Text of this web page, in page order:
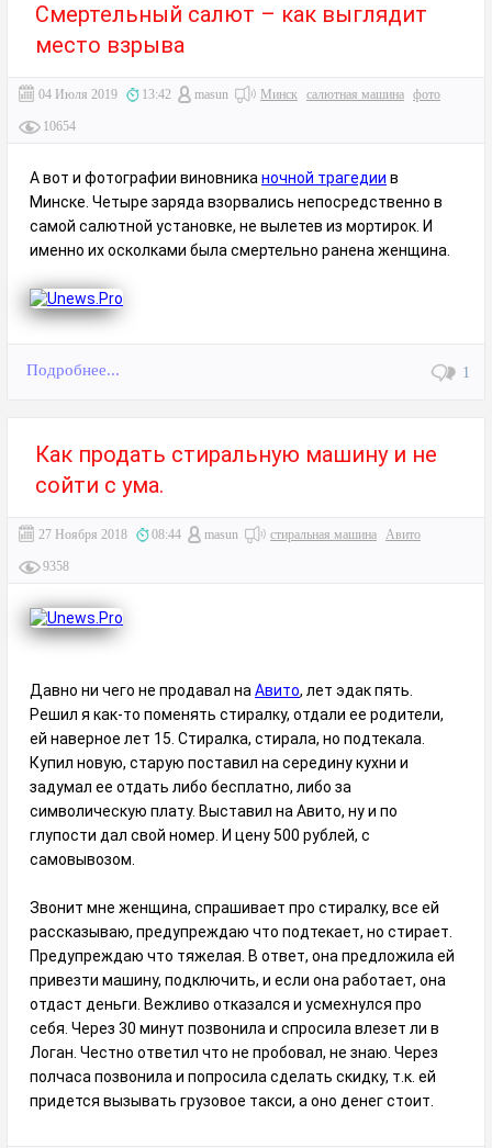
Смертельный салют – как выглядит
место взрыва
04 Июля 2019 13:42 masun Минск салютная машина фото
10654
А вот и фотографии виновника ночной трагедии в
Минске. Четыре заряда взорвались непосредственно в
самой салютной установке, не вылетев из мортирок. И
именно их осколками была смертельно ранена женщина.
Подробнее... 1
Как продать стиральную машину и не
сойти с ума.
27 Ноября 2018 08:44 masun стиральная машина Авито
9358
Давно ни чего не продавал на Авито, лет эдак пять.
Решил я как-то поменять стиралку, отдали ее родители,
ей наверное лет 15. Стиралка, стирала, но подтекала.
Купил новую, старую поставил на середину кухни и
задумал ее отдать либо бесплатно, либо за
символическую плату. Выставил на Авито, ну и по
глупости дал свой номер. И цену 500 рублей, с
самовывозом.
Звонит мне женщина, спрашивает про стиралку, все ей
рассказываю, предупреждаю что подтекает, но стирает.
Предупреждаю что тяжелая. В ответ, она предложила ей
привезти машину, подключить, и если она работает, она
отдаст деньги. Вежливо отказался и усмехнулся про
себя. Через 30 минут позвонила и спросила влезет ли в
Логан. Честно ответил что не пробовал, не знаю. Через
полчаса позвонила и попросила сделать скидку, т.к. ей
придется вызывать грузовое такси, а оно денег стоит.